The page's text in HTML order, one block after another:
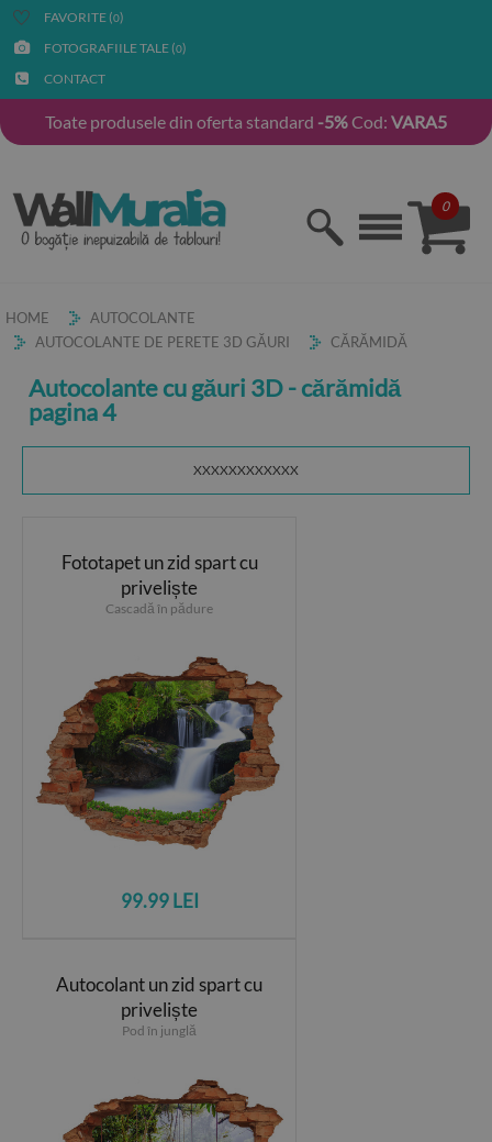
FAVORITE (0)
FOTOGRAFIILE TALE (0)
CONTACT
Toate produsele din oferta standard -5%Cod: VARA5
0
HOME
AUTOCOLANTE
AUTOCOLANTE DE PERETE 3D GĂURI
CĂRĂMIDĂ
Autocolante cu găuri 3D - cărămidă
pagina 4
XXXXXXXXXXXX
Fototapet un zid spart cu
priveliște
Cascadă în pădure
99.99 LEI
Autocolant un zid spart cu
priveliște
Pod în junglă